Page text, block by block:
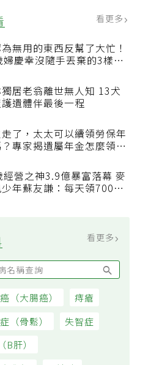
為無用的東西反幫了大忙！
婦慶幸沒隨手丟棄的3樣物
獨居老翁離世無人知 13犬
護遺體伴最後一程
走了，太太可以續領勞保年
位還要看資格
經營之神3.9億暴富落幕 麥